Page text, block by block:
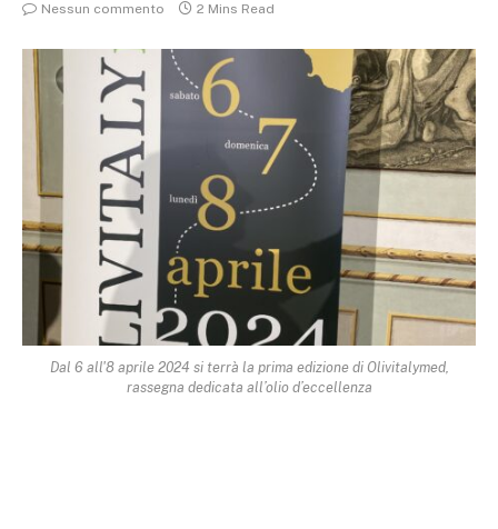
Nessun commento
2 Mins Read
Dal 6 all'8 aprile 2024 si terrà la prima edizione di Olivitalymed,
rassegna dedicata all’olio d’eccellenza